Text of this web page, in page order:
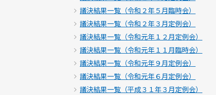
議決結果一覧（令和２年５月臨時会）
議決結果一覧（令和２年３月定例会）
議決結果一覧（令和元年１２月定例会）
議決結果一覧（令和元年１１月臨時会）
議決結果一覧（令和元年９月定例会）
議決結果一覧（令和元年６月定例会）
議決結果一覧（平成３１年３月定例会）